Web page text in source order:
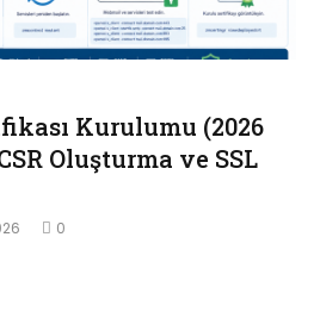
Kurulumu (2026
Oluşturma ve SSL
0